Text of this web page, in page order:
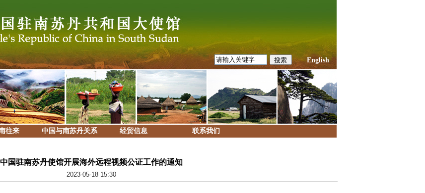
English
往来 中国与南苏丹关系 经贸信息 联系我们
中国驻南苏丹使馆开展海外远程视频公证工作的通知
2023-05-18 15:30